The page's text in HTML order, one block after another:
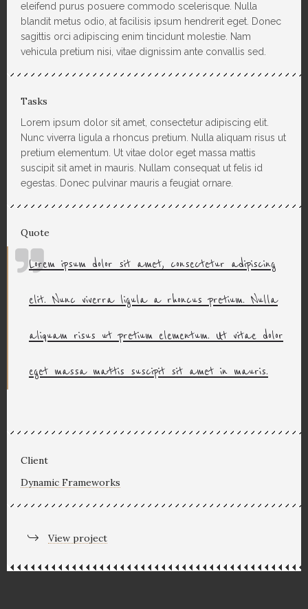
eleifend purus posuere commodo scelerisque. Nulla
blandit metus odio, at facilisis ipsum hendrerit eget. Donec
sagittis orci adipiscing enim tincidunt molestie. Nam
vehicula pretium nisi, vitae dignissim ante convallis sed.
Tasks
Lorem ipsum dolor sit amet, consectetur adipiscing elit.
Nunc viverra ligula a rhoncus pretium. Nulla aliquam risus ut
pretium elementum. Ut vitae dolor eget massa mattis
suscipit sit amet in mauris. Nullam consequat ut felis id
egestas. Donec pulvinar mauris a feugiat ornare.
Quote
Lorem ipsum dolor sit amet, consectetur adipiscing
elit. Nunc viverra ligula a rhoncus pretium. Nulla
aliquam risus ut pretium elementum. Ut vitae dolor
eget massa mattis suscipit sit amet in mauris.
Client
Dynamic Frameworks
View project